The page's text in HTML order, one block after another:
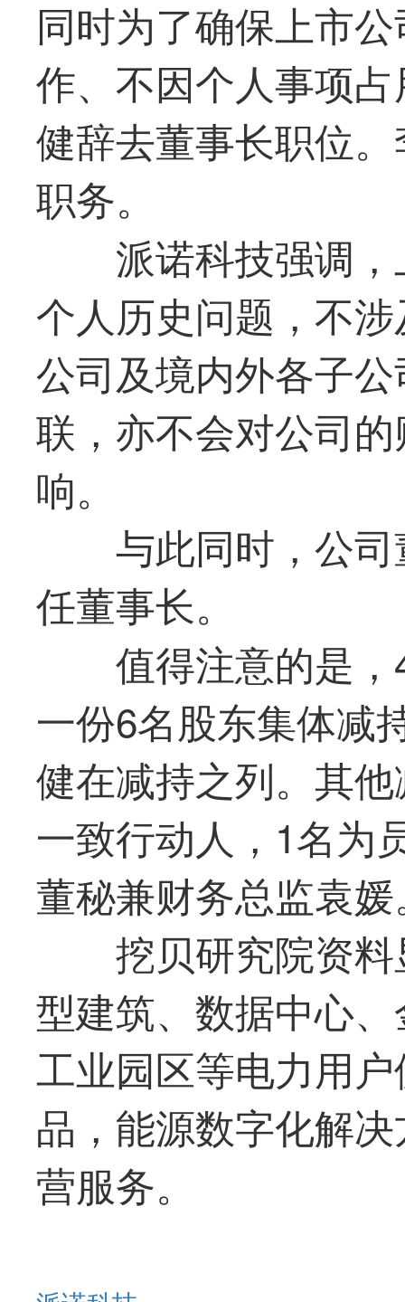
同时为了确保上市
作、不因个人事项
健辞去董事长职位
职务。
派诺科技强调
个人历史问题，不
公司及境内外各子
联，亦不会对公司
响。
与此同时，公
任董事长。
值得注意的是
一份6名股东集体减
健在减持之列。其
一致行动人，1名为
董秘兼财务总监袁
挖贝研究院资
型建筑、数据中心
工业园区等电力用
品，能源数字化解
营服务。